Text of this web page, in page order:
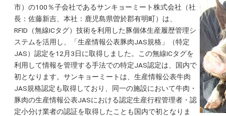
市）の100％子会社であるサンキョーミート株式会社（社
長：佐藤新吉、本社：鹿児島県曽於郡有明町）は、
RFID（無線ICタグ）技術を利用した豚個体生産履歴管理シ
ステムを活用し、「生産情報公表豚肉JAS規格」（特定
JAS）認定を12月3日に取得しました。この無線ICタグを
利用して情報を管理する手法での特定JAS認定は、国内で
初となります。サンキョーミートは、生産情報公表牛肉
JAS規格認定も取得しており、同一の施設において牛肉・
豚肉の生産情報公表JASにおける認定生産行程管理者・認
定小分け業者の認証を取得したことも国内で初となりま